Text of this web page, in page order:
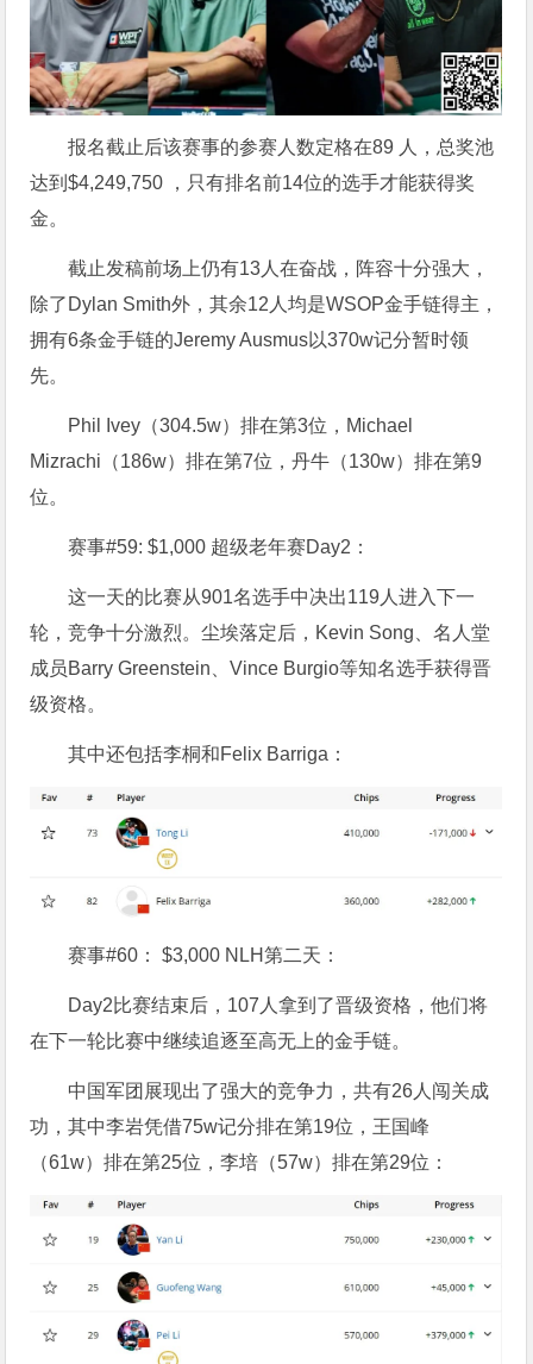
报名截止后该赛事的参赛人数定格在89 人，总奖池
达到$4,249,750 ，只有排名前14位的选手才能获得奖
金。
截止发稿前场上仍有13人在奋战，阵容十分强大，
除了Dylan Smith外，其余12人均是WSOP金手链得主，
拥有6条金手链的Jeremy Ausmus以370w记分暂时领
先。
Phil Ivey（304.5w）排在第3位，Michael
Mizrachi（186w）排在第7位，丹牛（130w）排在第9
位。
赛事#59: $1,000 超级老年赛Day2：
这一天的比赛从901名选手中决出119人进入下一
轮，竞争十分激烈。尘埃落定后，Kevin Song、名人堂
成员Barry Greenstein、Vince Burgio等知名选手获得晋
级资格。
其中还包括李桐和Felix Barriga：
赛事#60： $3,000 NLH第二天：
Day2比赛结束后，107人拿到了晋级资格，他们将
在下一轮比赛中继续追逐至高无上的金手链。
中国军团展现出了强大的竞争力，共有26人闯关成
功，其中李岩凭借75w记分排在第19位，王国峰
（61w）排在第25位，李培（57w）排在第29位：